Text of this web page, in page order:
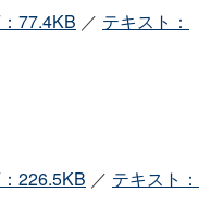
77.4KB ／ テキスト：
226.5KB ／ テキスト：